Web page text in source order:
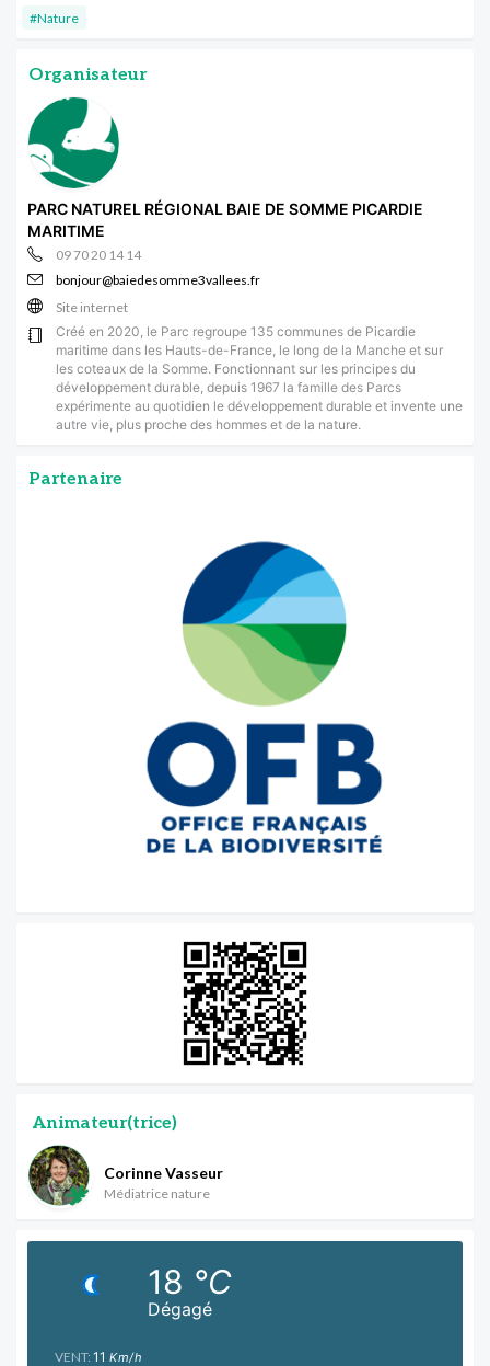
#Nature
Organisateur
PARC NATUREL RÉGIONAL BAIE DE SOMME PICARDIE
MARITIME
09 70 20 14 14
bonjour@baiedesomme3vallees.fr
Site internet
Créé en 2020, le Parc regroupe 135 communes de Picardie
maritime dans les Hauts-de-France, le long de la Manche et sur
les coteaux de la Somme. Fonctionnant sur les principes du
développement durable, depuis 1967 la famille des Parcs
expérimente au quotidien le développement durable et invente une
autre vie, plus proche des hommes et de la nature.
Partenaire
Animateur(trice)
Corinne Vasseur
Médiatrice nature
Dégagé
18 °C
VENT: 11 Km/h